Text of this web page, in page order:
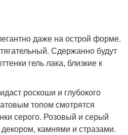
даже на острой форме.
Сдержанно будут
гель лака, близкие к
роскоши и глубокого
топом смотрятся
серого. Розовый и серый
камнями и стразами.